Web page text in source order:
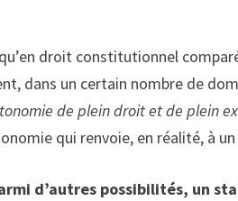
droit constitutionnel
dans un certain nombre de
de plein droit et de plein
qui renvoie, en réalité, à
d’autres possibilités, un